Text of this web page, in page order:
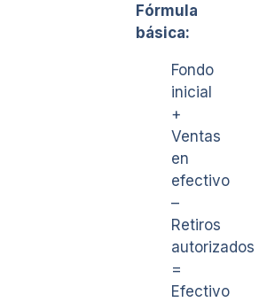
Fórmula
básica:
Fondo
inicial
+
Ventas
en
efectivo
–
Retiros
autorizados
=
Efectivo